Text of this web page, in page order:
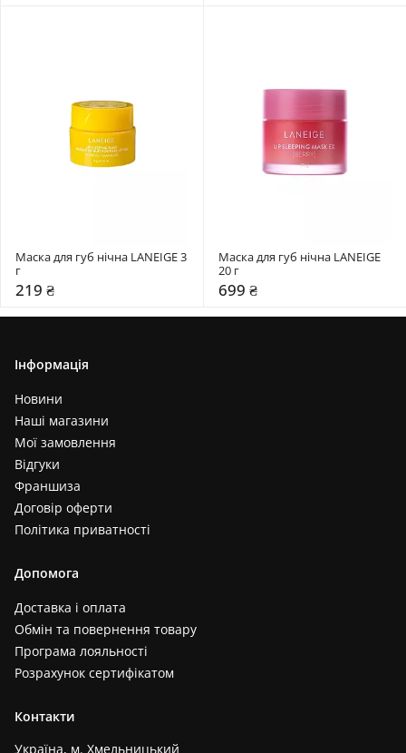
Маска для губ нічна LANEIGE 3
г
219 ₴
Маска для губ нічна LANEIGE
20 г
699 ₴
Інформація
Новини
Наші магазини
Мої замовлення
Відгуки
Франшиза
Договір оферти
Політика приватності
Допомога
Доставка і оплата
Обмін та повернення товару
Програма лояльності
Розрахунок сертифікатом
Контакти
Україна, м. Хмельницький